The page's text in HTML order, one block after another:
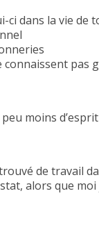
ci dans la vie de
pas
moins
de travail
alors que moi